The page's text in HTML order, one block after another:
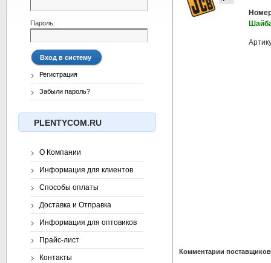
Комментарии
Пароль:
Регистрация
Забыли пароль?
PLENTYCOM.RU
О Компании
Информация для клиентов
Способы оплаты
Доставка и Отправка
Информация для оптовиков
Прайс-лист
Контакты